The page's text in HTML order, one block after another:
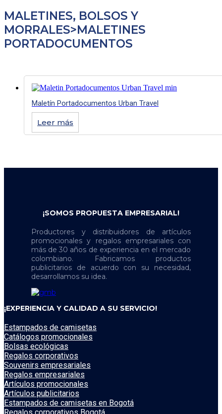
MALETINES, BOLSOS Y
MORRALES>MALETINES
PORTADOCUMENTOS
Maletín Portadocumentos Urban Travel
Leer más
¡SOMOS PROPUESTA EMPRESARIAL!
Productores y distribuidores de artículos
promocionales y regalos empresariales con
más de 30 años de experiencia en el mercado
colombiano. Fabricamos productos
publicitarios de acuerdo con su necesidad,
desarrollamos su idea.
¡EXPERIENCIA Y CALIDAD A SU SERVICIO!
Estampados de camisetas
Catálogos promocionales
Bolsas ecológicas
Regalos corporativos
Souvenirs empresariales
Regalos empresariales
Artículos promocionales
Artículos publicitarios
Estampados de camisetas en Bogotá